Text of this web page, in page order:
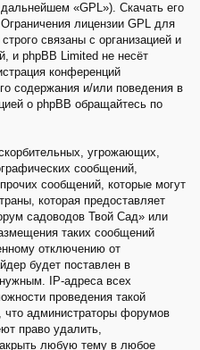
«GPL»). Скачать его
лицензии GPL для
связаны с организацией и
и phpBB Limited не несёт
конференций
содержания и/или поведения в
о phpBB обращайтесь по
угрожающих,
сообщений,
сообщений, которые могут
которая предоставляет
садоводов Твой Сад» или
таких сообщений
отключению от
будет поставлен в
IP-адреса всех
проведения такой
что администраторы форумов
право удалить,
любую тему в любое